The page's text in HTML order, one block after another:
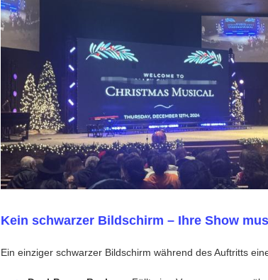
Kein schwarzer Bildschirm – Ihre Show
Ein einziger schwarzer Bildschirm während des Auftritts